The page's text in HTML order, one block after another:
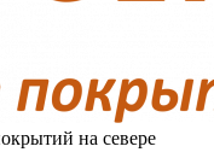
на севере